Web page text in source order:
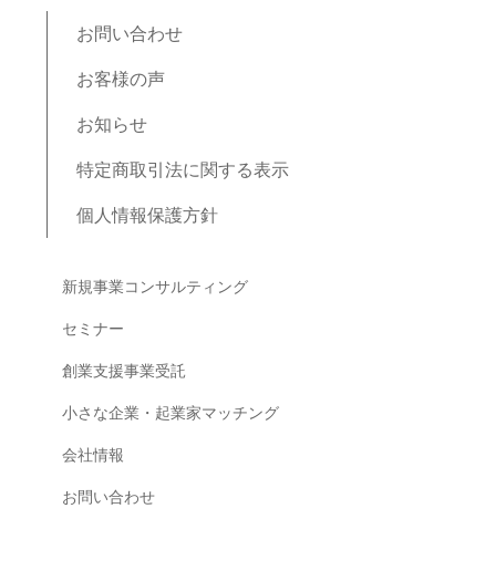
お問い合わせ
お客様の声
お知らせ
特定商取引法に関する表示
個人情報保護方針
新規事業コンサルティング
セミナー
創業支援事業受託
小さな企業・起業家マッチング
会社情報
お問い合わせ